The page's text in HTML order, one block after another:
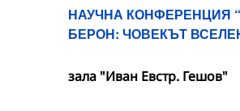
НАУЧНА КОНФЕРЕНЦИЯ
БЕРОН: ЧОВЕКЪТ
зала "Иван Евстр. Гешов"